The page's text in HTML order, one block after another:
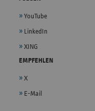
YouTube
LinkedIn
XING
EMPFEHLEN
X
E-Mail